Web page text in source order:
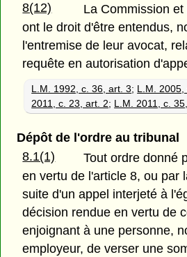
8(12)
La Commission
ont le droit d'être entendus,
l'entremise de leur avocat,
requête en autorisation
L.M. 1992, c. 36, art. 3; L.M.
2011, c. 23, art. 2; L.M. 2011, c.
Dépôt de l'ordre au tribunal
8.1(1)
Tout ordre donné
en vertu de l'article 8, ou par
suite d'un appel interjeté à
décision rendue en vertu de
enjoignant à une personne,
employeur, de verser une